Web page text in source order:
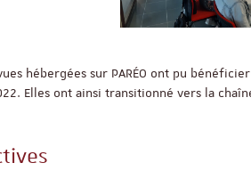
hébergées sur PARÉO ont pu
Elles ont ainsi transitionné vers la